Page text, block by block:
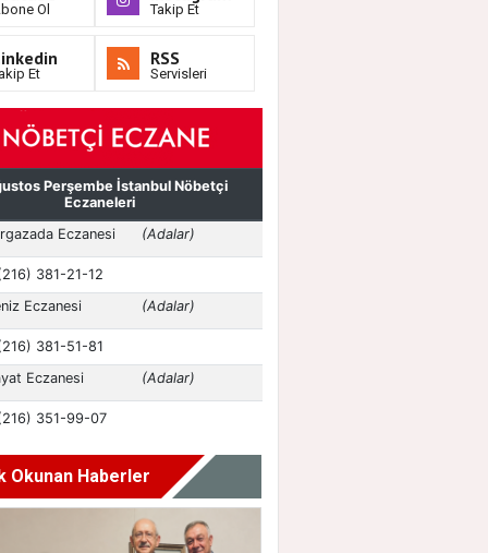
Ol Takip Et
Et
RSS
Servisleri
Okunan Haberler